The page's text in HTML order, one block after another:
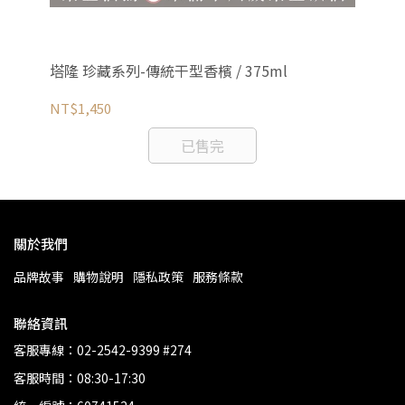
塔隆 珍藏系列-傳統干型香檳 / 375ml
NT$1,450
已售完
關於我們
品牌故事 購物說明 隱私政策 服務條款
聯絡資訊
客服專線：02-2542-9399 #274
客服時間：08:30-17:30